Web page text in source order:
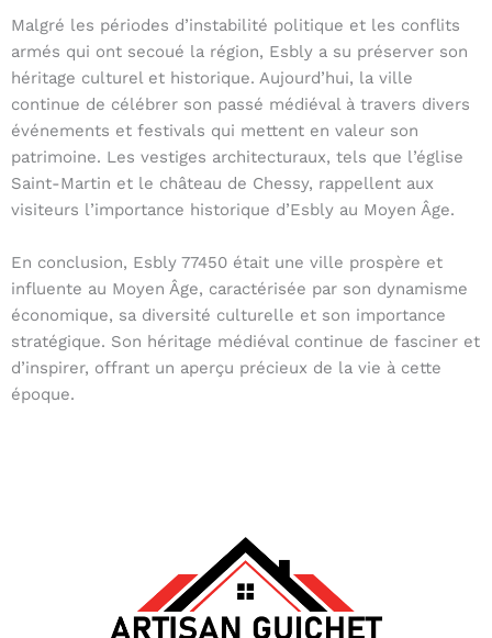
Malgré les périodes d’instabilité politique et les conflits
armés qui ont secoué la région, Esbly a su préserver son
héritage culturel et historique. Aujourd’hui, la ville
continue de célébrer son passé médiéval à travers divers
événements et festivals qui mettent en valeur son
patrimoine. Les vestiges architecturaux, tels que l’église
Saint-Martin et le château de Chessy, rappellent aux
visiteurs l’importance historique d’Esbly au Moyen Âge.
En conclusion, Esbly 77450 était une ville prospère et
influente au Moyen Âge, caractérisée par son dynamisme
économique, sa diversité culturelle et son importance
stratégique. Son héritage médiéval continue de fasciner et
d’inspirer, offrant un aperçu précieux de la vie à cette
époque.